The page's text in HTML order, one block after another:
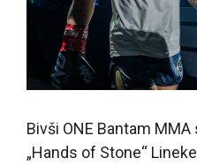
Bivši ONE Bantam
„Hands of Stone“